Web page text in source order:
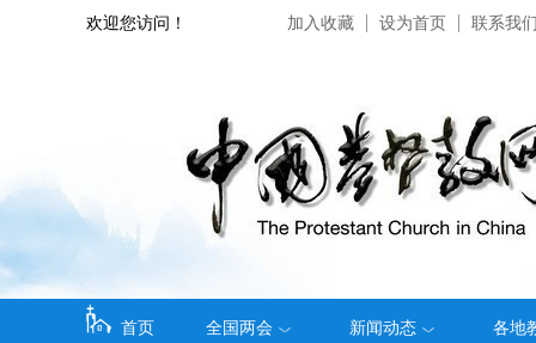
欢迎您访问！ 加入收藏 设为首页 联系我
首页 全国两会 新闻动态 各地